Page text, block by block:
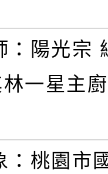
：陽光宗
一星主
：桃園市